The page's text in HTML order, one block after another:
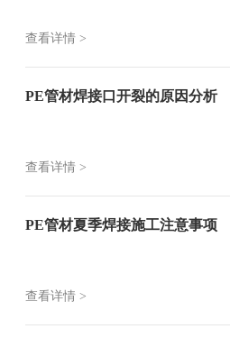
查看详情 >
PE管材焊接口开裂的原因分析
查看详情 >
PE管材夏季焊接施工注意事项
查看详情 >